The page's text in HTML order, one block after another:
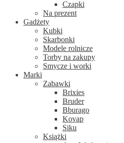
Czapki
Na prezent
Gadżety
Kubki
Skarbonki
Modele rolnicze
Torby na zakupy
Smycze i worki
Marki
Zabawki
Brixies
Bruder
Bburago
Kovap
Siku
Książki